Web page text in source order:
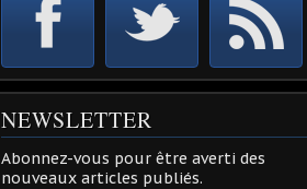
NEWSLETTER
Abonnez-vous pour être averti des
nouveaux articles publiés.